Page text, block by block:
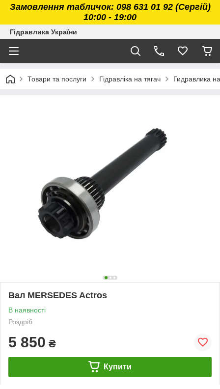
Замовлення табличок: 098 631 01 92 (Сергій)
10:00 - 19:00
Гідравлика України
Товари та послуги Гідравліка на тягач Гидравлика
Вал MERSEDES Actros
В наявності
Роздріб
5 850 ₴
Купити